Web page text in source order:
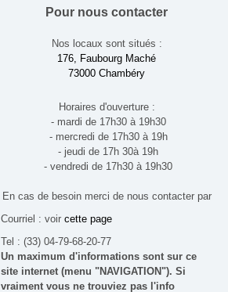
Pour nous contacter
Nos locaux sont situés :
176, Faubourg Maché
73000 Chambéry
Horaires d'ouverture :
- mardi de 17h30 à 19h30
- mercredi de 17h30 à 19h
- jeudi de 17h 30à 19h
- vendredi de 17h30 à 19h30
En cas de besoin merci de nous contacter par
Courriel : voir cette page
Tel : (33) 04-79-68-20-77
Un maximum d'informations sont sur ce
site internet (menu "NAVIGATION"). Si
vraiment vous ne trouviez pas l'info